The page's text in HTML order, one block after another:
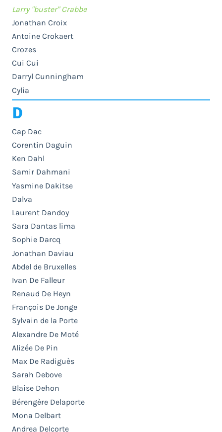
Larry "buster" Crabbe
Jonathan Croix
Antoine Crokaert
Crozes
Cui Cui
Darryl Cunningham
Cylia
D
Cap Dac
Corentin Daguin
Ken Dahl
Samir Dahmani
Yasmine Dakitse
Dalva
Laurent Dandoy
Sara Dantas lima
Sophie Darcq
Jonathan Daviau
Abdel de Bruxelles
Ivan De Falleur
Renaud De Heyn
François De Jonge
Sylvain de la Porte
Alexandre De Moté
Alizée De Pin
Max De Radiguès
Sarah Debove
Blaise Dehon
Bérengère Delaporte
Mona Delbart
Andrea Delcorte